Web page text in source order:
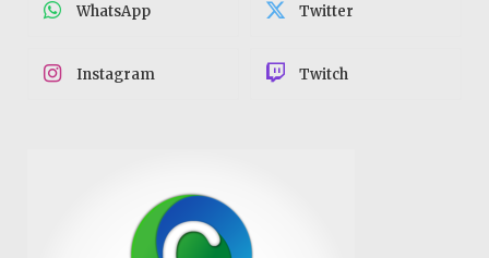
WhatsApp Twitter
Instagram Twitch